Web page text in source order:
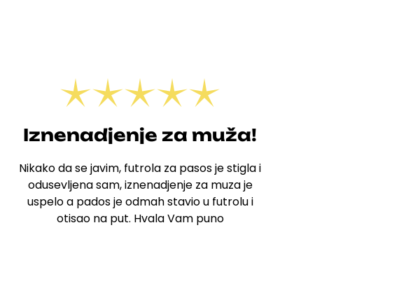
Iznenadjenje za muža!
Nikako da se javim, futrola za pasos je stigla i
odusevljena sam, iznenadjenje za muza je
uspelo a pados je odmah stavio u futrolu i
otisao na put. Hvala Vam puno